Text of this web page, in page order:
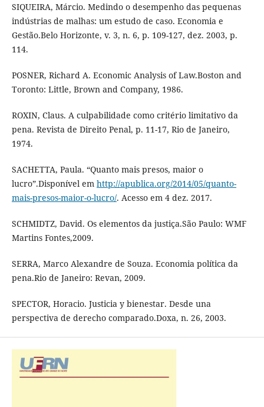
SIQUEIRA, Márcio. Medindo o desempenho das pequenas
indústrias de malhas: um estudo de caso. Economia e
Gestão.Belo Horizonte, v. 3, n. 6, p. 109-127, dez. 2003, p.
114.
POSNER, Richard A. Economic Analysis of Law.Boston and
Toronto: Little, Brown and Company, 1986.
ROXIN, Claus. A culpabilidade como critério limitativo da
pena. Revista de Direito Penal, p. 11-17, Rio de Janeiro,
1974.
SACHETTA, Paula. “Quanto mais presos, maior o
lucro”.Disponível em http://apublica.org/2014/05/quanto-
mais-presos-maior-o-lucro/. Acesso em 4 dez. 2017.
SCHMIDTZ, David. Os elementos da justiça.São Paulo: WMF
Martins Fontes,2009.
SERRA, Marco Alexandre de Souza. Economia política da
pena.Rio de Janeiro: Revan, 2009.
SPECTOR, Horacio. Justicia y bienestar. Desde una
perspectiva de derecho comparado.Doxa, n. 26, 2003.